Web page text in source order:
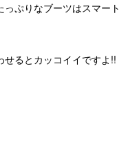
ぷりなブーツはスマート
るとカッコイイですよ!!